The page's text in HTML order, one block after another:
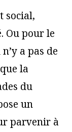
social,
Ou pour le
a pas de
la
du
un
parvenir à